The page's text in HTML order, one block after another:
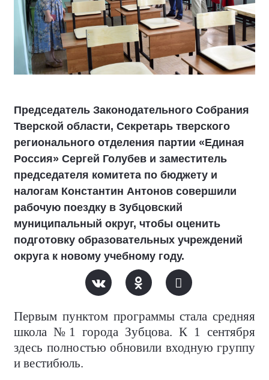
Председатель Законодательного Собрания
Тверской области, Секретарь тверского
регионального отделения партии «Единая
Россия» Сергей Голубев и заместитель
председателя комитета по бюджету и
налогам Константин Антонов совершили
рабочую поездку в Зубцовский
муниципальный округ, чтобы оценить
подготовку образовательных учреждений
округа к новому учебному году.
Первым пунктом программы стала средняя
школа №1 города Зубцова. К 1 сентября
здесь полностью обновили входную группу
и вестибюль.